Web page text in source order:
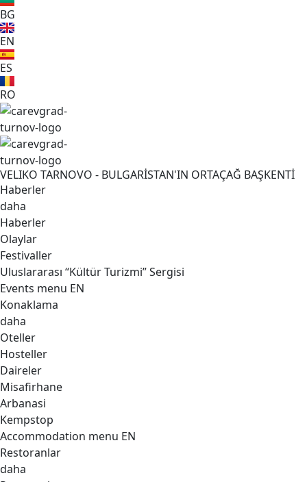
BG
EN
ES
RO
VELIKO TARNOVO - BULGARİSTAN'IN ORTAÇAĞ BAŞKENTİ
Haberler
daha
Haberler
Olaylar
Festivaller
Uluslararası “Kültür Turizmi” Sergisi
Events menu EN
Konaklama
daha
Oteller
Hosteller
Daireler
Misafirhane
Arbanasi
Kempstop
Accommodation menu EN
Restoranlar
daha